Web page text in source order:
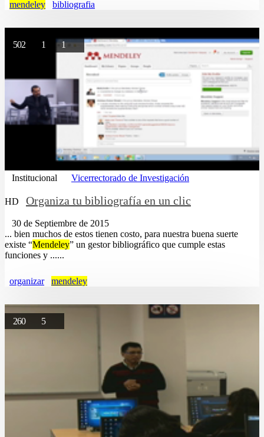
mendeley bibliografia
502 1 1
Institucional Vicerrectorado de Investigación
HD Organiza tu bibliografía en un clic
30 de Septiembre de 2015
... bien muchos de estos tienen costo, para nuestra buena suerte
existe “Mendeley” un gestor bibliográfico que cumple estas
funciones y ......
organizar mendeley
260 5